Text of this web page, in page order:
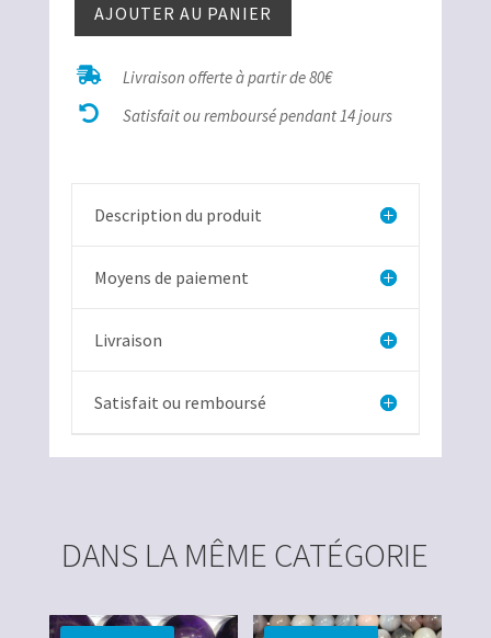
quantité
Fil
de
Angélite-
AJOUTER AU PANIER
 Livraison offerte à partir de 80€
 Satisfait ou remboursé pendant 14 jours
Description du produit
Moyens de paiement
Livraison
Satisfait ou remboursé
DANS LA MÊME CATÉGORIE